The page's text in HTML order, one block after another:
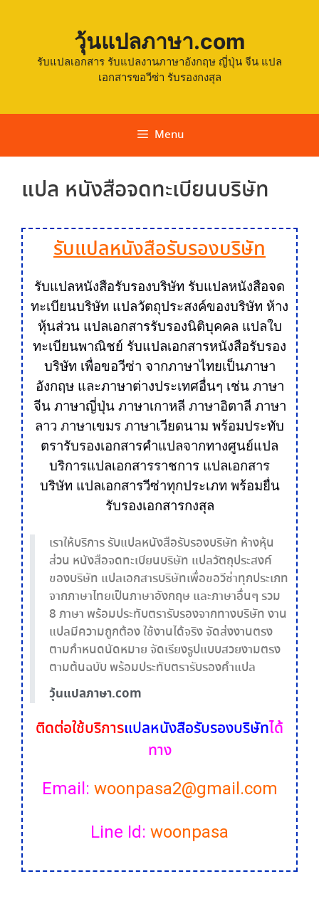
วุ้นแปลภาษา.com
รับแปลเอกสาร รับแปลงานภาษาอังกฤษ ญี่ปุ่น จีน แปล
เอกสารขอวีซ่า รับรองกงสุล
Menu
แปล หนังสือจดทะเบียนบริษัท
รับแปลหนังสือรับรองบริษัท
รับแปลหนังสือรับรองบริษัท รับแปลหนังสือจด
ทะเบียนบริษัท แปลวัตถุประสงค์ของบริษัท ห้าง
หุ้นส่วน แปลเอกสารรับรองนิติบุคคล แปลใบ
ทะเบียนพาณิชย์ รับแปลเอกสารหนังสือรับรอง
บริษัท เพื่อขอวีซ่า จากภาษาไทยเป็นภาษา
อังกฤษและภาษาต่างประเทศอื่นๆ เช่น ภาษา
จีน ภาษาญี่ปุ่นภาษาเกาหลี ภาษาอิตาลี ภาษา
ลาว ภาษาเขมร ภาษาเวียดนาม พร้อมประทับ
ตรารับรองเอกสารคำแปลจากทางศูนย์แปล
บริการแปลเอกสารราชการ แปลเอกสาร
บริษัท แปลเอกสารวีซ่าทุกประเภท พร้อมยื่น
รับรองเอกสารกงสุล
เราให้บริการ รับแปลหนังสือรับรองบริษัท ห้างหุ้น
ส่วน หนังสือจดทะเบียนบริษัท แปลวัตถุประสงค์
ของบริษัท แปลเอกสารบริษัทเพื่อขอวีซ่าทุกประเภท
จากภาษาไทยเป็นภาษาอังกฤษ และภาษาอื่นๆ รวม
8 ภาษา พร้อมประทับตรารับรองจากทางบริษัท งาน
แปลมีความถูกต้อง ใช้งานได้จริง จัดส่งงานตรง
ตามกำหนดนัดหมาย จัดเรียงรูปแบบสวยงามตรง
ตามต้นฉบับ พร้อมประทับตรารับรองคำแปล
วุ้นแปลภาษา.com
ติดต่อใช้บริการแปลหนังสือรับรองบริษัทได้
ทาง
Email: woonpasa2@gmail.com
Line Id: woonpasa